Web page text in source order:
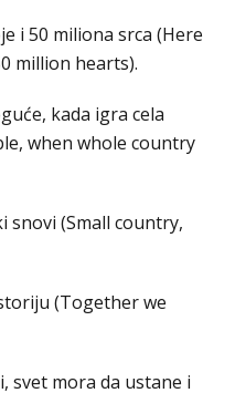
i 50 miliona srca (Here
million hearts).
kada igra cela
when whole country
snovi (Small country,
(Together we
svet mora da ustane i